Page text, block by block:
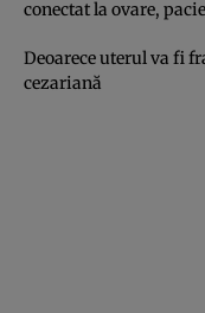
conectat la ovare,
Deoarece uterul va fi
cezariană